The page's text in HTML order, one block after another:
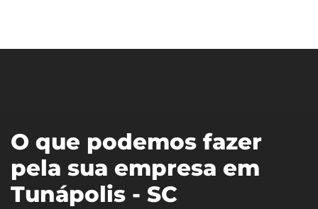
O que podemos fazer
pela sua empresa em
Tunápolis - SC